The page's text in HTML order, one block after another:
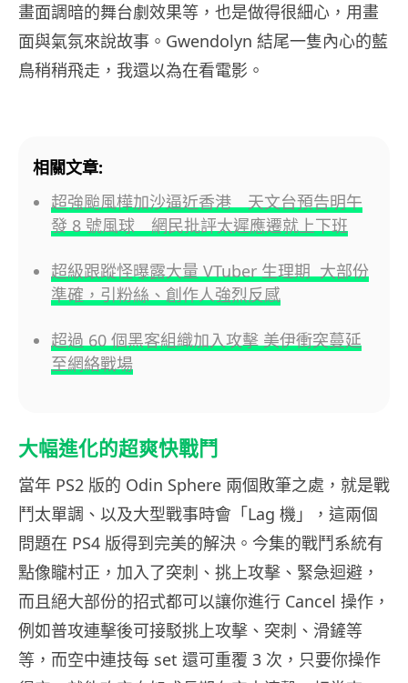
畫面調暗的舞台劇效果等，也是做得很細心，用畫
面與氣氛來說故事。Gwendolyn 結尾一隻內心的藍
鳥稍稍飛走，我還以為在看電影。
相關文章:
超強颱風樺加沙逼近香港 天文台預告明午
發 8 號風球 網民批評太遲應遷就上下班
超級跟蹤怪曝露大量 VTuber 生理期 大部份
準確，引粉絲、創作人強烈反感
超過 60 個黑客組織加入攻擊 美伊衝突蔓延
至網絡戰場
大幅進化的超爽快戰鬥
當年 PS2 版的 Odin Sphere 兩個敗筆之處，就是戰
鬥太單調、以及大型戰事時會「Lag 機」，這兩個
問題在 PS4 版得到完美的解決。今集的戰鬥系統有
點像矓村正，加入了突刺、挑上攻擊、緊急迴避，
而且絕大部份的招式都可以讓你進行 Cancel 操作，
例如普攻連擊後可接駁挑上攻擊、突刺、滑鏟等
等，而空中連技每 set 還可重覆 3 次，只要你操作